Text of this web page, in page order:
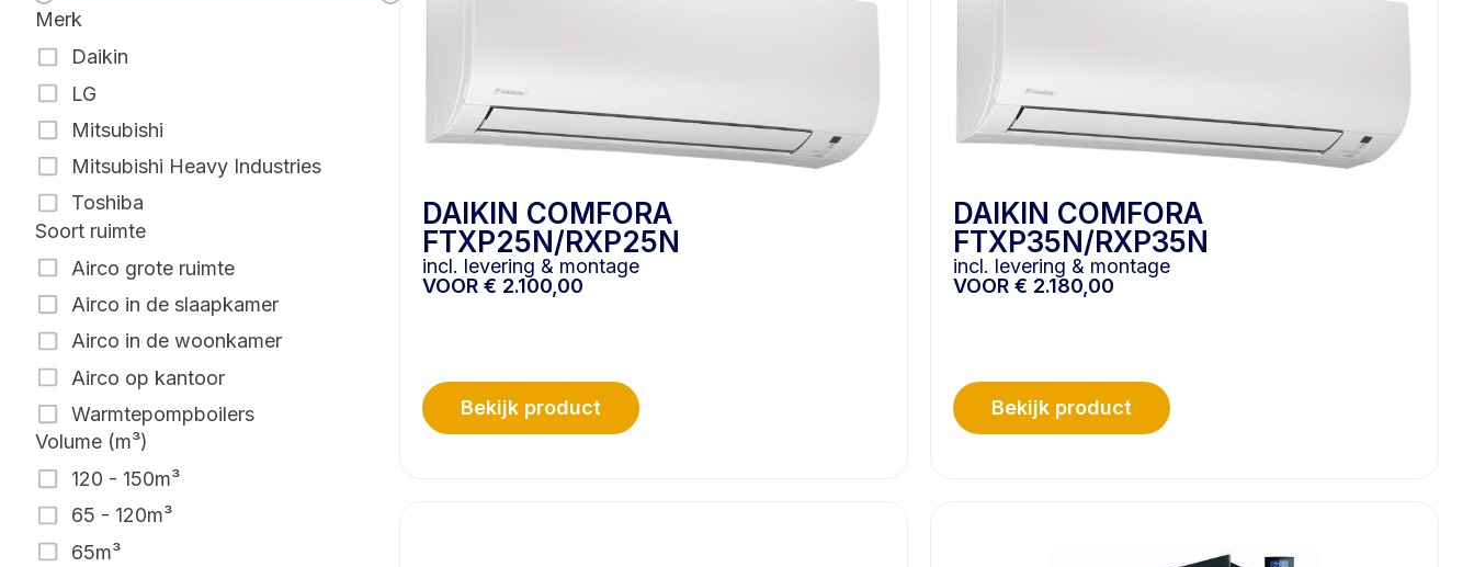
Merk
Daikin
LG
Mitsubishi
Mitsubishi Heavy Industries
Toshiba
Soort ruimte
Airco grote ruimte
Airco in de slaapkamer
Airco in de woonkamer
Airco op kantoor
Warmtepompboilers
Volume (m³)
120 - 150m³
65 - 120m³
65m³
DAIKIN COMFORA
FTXP25N/RXP25N
incl. levering & montage
VOOR € 2.100,00
Bekijk product
DAIKIN COMFORA
FTXP35N/RXP35N
incl. levering & montage
VOOR € 2.180,00
Bekijk product